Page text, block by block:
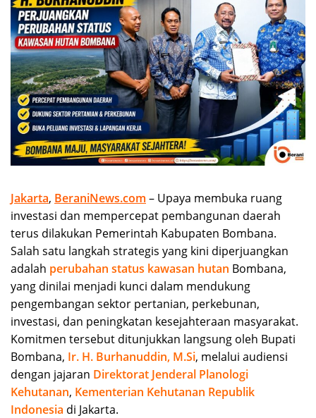
Jakarta, BeraniNews.com – Upaya membuka ruang
investasi dan mempercepat pembangunan daerah
terus dilakukan Pemerintah Kabupaten Bombana.
Salah satu langkah strategis yang kini diperjuangkan
adalah perubahan status kawasan hutan Bombana,
yang dinilai menjadi kunci dalam mendukung
pengembangan sektor pertanian, perkebunan,
investasi, dan peningkatan kesejahteraan masyarakat.
Komitmen tersebut ditunjukkan langsung oleh Bupati
Bombana, Ir. H. Burhanuddin, M.Si, melalui audiensi
dengan jajaran Direktorat Jenderal Planologi
Kehutanan, Kementerian Kehutanan Republik
Indonesia di Jakarta.